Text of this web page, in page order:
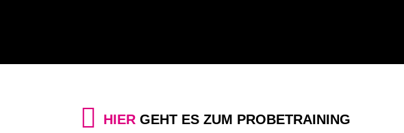
HIER GEHT ES ZUM PROBETRAINING